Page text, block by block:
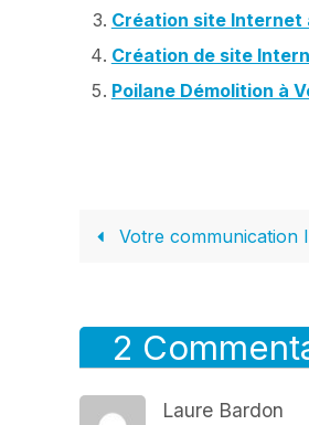
Création site Internet
Création de site
Poilane Démolition à
Votre communication
2
Laure Bardon